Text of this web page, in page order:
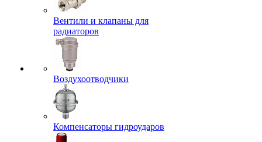
Вентили и клапаны для
радиаторов
Воздухоотводчики
Компенсаторы гидроударов